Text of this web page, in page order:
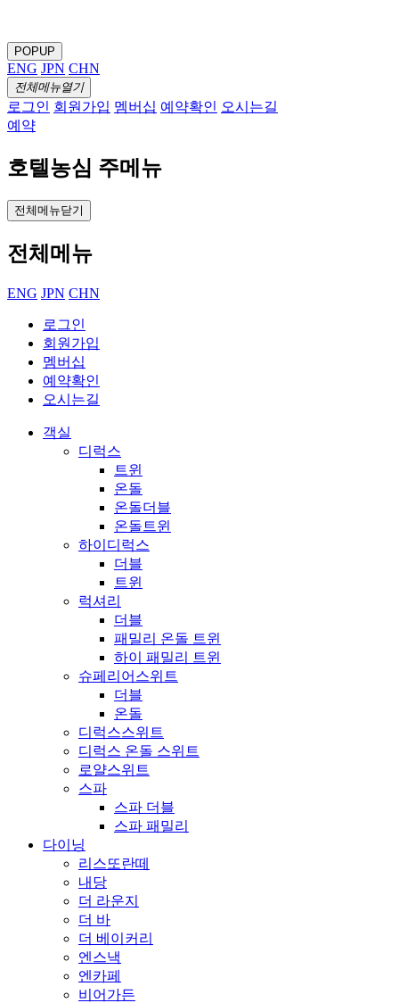
POPUP
ENG JPN CHN
전체메뉴열기
로그인 회원가입 멤버십 예약확인 오시는길
예약
호텔농심 주메뉴
전체메뉴닫기
전체메뉴
ENG JPN CHN
로그인
회원가입
멤버십
예약확인
오시는길
객실
디럭스
트윈
온돌
온돌더블
온돌트윈
하이디럭스
더블
트윈
럭셔리
더블
패밀리 온돌 트윈
하이 패밀리 트윈
슈페리어스위트
더블
온돌
디럭스스위트
디럭스 온돌 스위트
로얄스위트
스파
스파 더블
스파 패밀리
다이닝
리스또란떼
내당
더 라운지
더 바
더 베이커리
엔스낵
엔카페
비어가든